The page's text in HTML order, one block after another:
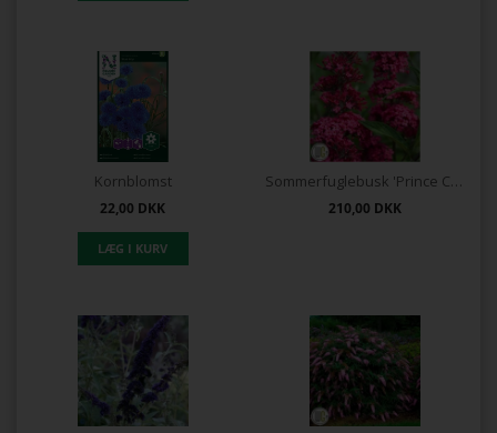
Kornblomst
22,00 DKK
Sommerfuglebusk 'Prince Charming' ®
210,00 DKK